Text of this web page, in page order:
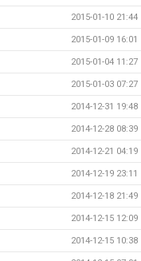
2015-01-10 21:44
2015-01-09 16:01
2015-01-04 11:27
2015-01-03 07:27
2014-12-31 19:48
2014-12-28 08:39
2014-12-21 04:19
2014-12-19 23:11
2014-12-18 21:49
2014-12-15 12:09
2014-12-15 10:38